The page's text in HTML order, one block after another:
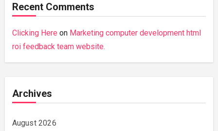
Recent Comments
Clicking Here on Marketing computer development html
roi feedback team website.
Archives
August 2026